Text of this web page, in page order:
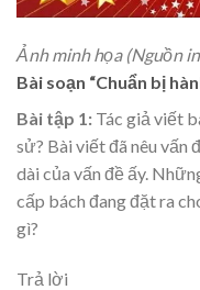
Ảnh minh họa (Nguồn
Bài soạn “Chuẩn bị
Bài tập 1: Tác giả viết
sử? Bài viết đã nêu vấn
dài của vấn đề ấy.
cấp bách đang đặt ra
gì?
Trả lời